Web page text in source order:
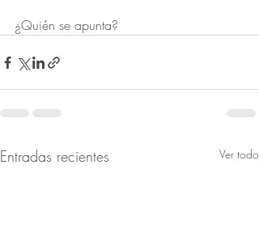
¿Quién se apunta?
Entradas recientes Ver todo